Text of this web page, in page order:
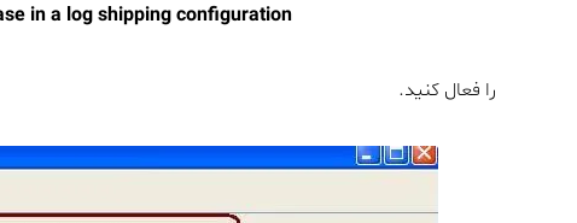
in a log shipping configuration
را فعال کنید.